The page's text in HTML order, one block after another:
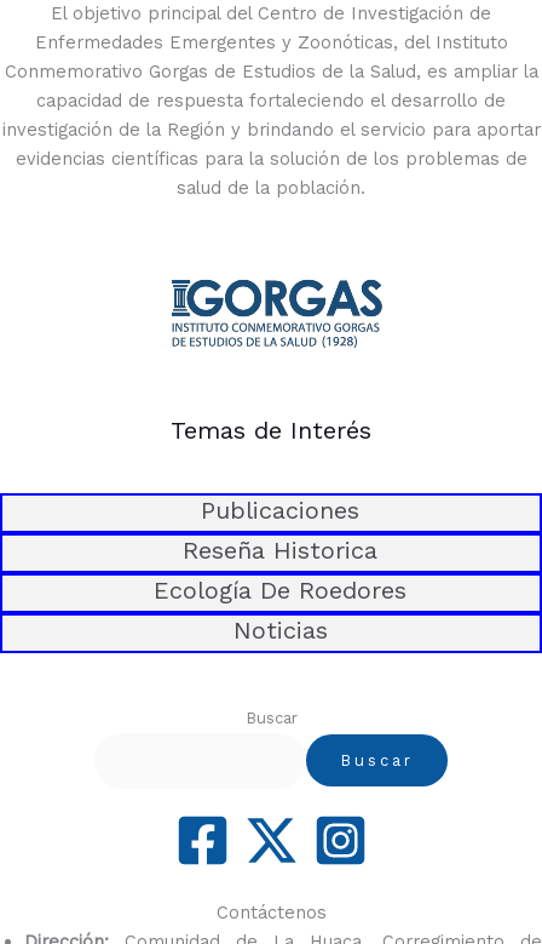
El objetivo principal del Centro de Investigación de
Enfermedades Emergentes y Zoonóticas, del Instituto
Conmemorativo Gorgas de Estudios de la Salud, es ampliar la
capacidad de respuesta fortaleciendo el desarrollo de
investigación de la Región y brindando el servicio para aportar
evidencias científicas para la solución de los problemas de
salud de la población.
Temas de Interés
Publicaciones
Reseña Historica
Ecología De Roedores
Noticias
Buscar
Buscar
Contáctenos